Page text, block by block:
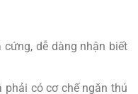
dễ dàng nhận biết
có cơ chế ngăn thú